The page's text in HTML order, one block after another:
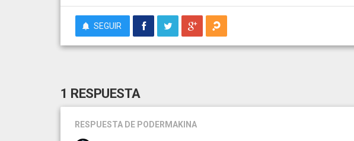
SEGUIR
1 RESPUESTA
RESPUESTA DE PODERMAKINA